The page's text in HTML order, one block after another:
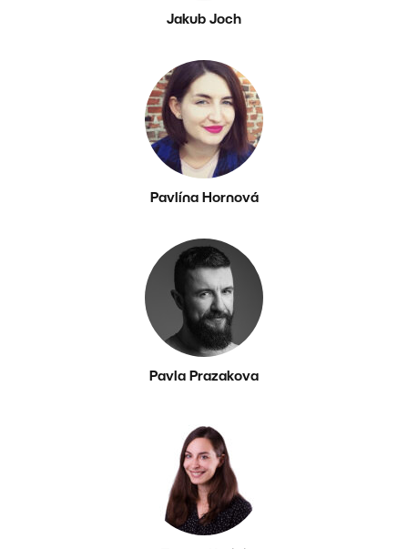
Jakub Joch
Pavlína Hornová
Pavla Prazakova